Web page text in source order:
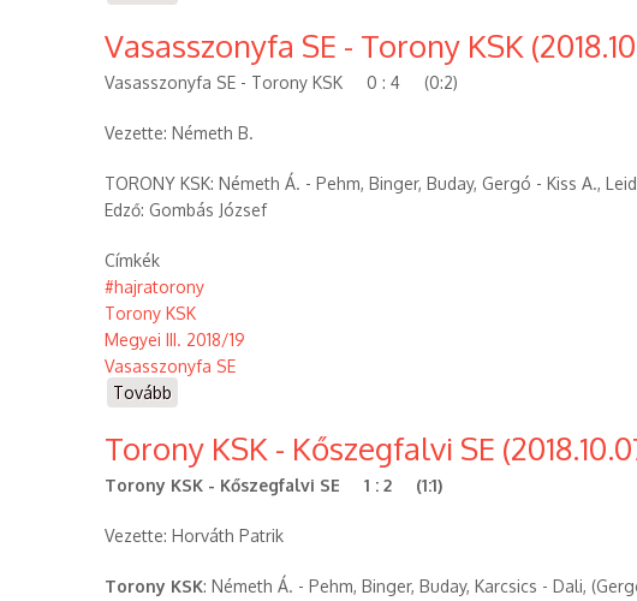
-
Sorkifalud-
Gyanógeregye
SK
Vasasszonyfa SE - Torony KSK
Vasasszonyfa SE - Torony KSK 0 : 4 (0:2)
Vezette: Németh B.
TORONY KSK: Németh Á. - Pehm, Binger, Buday, Gergó - Kiss A.,
Edző: Gombás József
Címkék
#hajratorony
Torony KSK
Megyei III. 2018/19
Vasasszonyfa SE
Tovább
-
Torony
KSK
(2018.10.14))
Torony KSK - Kőszegfalvi SE
Torony KSK - Kőszegfalvi SE 1 : 2 (1:1)
Vezette: Horváth Patrik
Torony KSK: Németh Á. - Pehm, Binger, Buday, Karcsics - Dali,